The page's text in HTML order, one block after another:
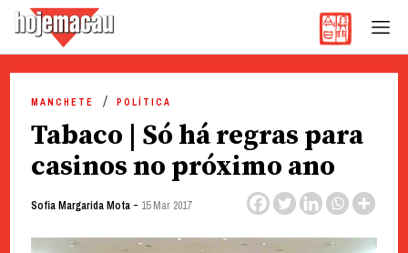
content
MANCHETE POLÍTICA
Tabaco | Só há regras para
casinos no próximo ano
Sofia Margarida Mota- 15 Mar 2017